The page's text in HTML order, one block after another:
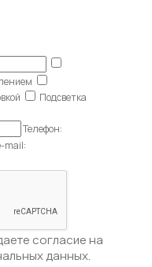
Подсветка
Телефон:
mail:
согласие на
данных.